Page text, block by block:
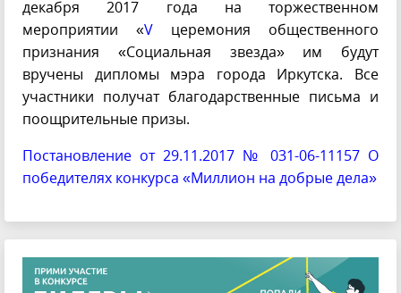
декабря 2017 года на торжественном
мероприятии «V церемония общественного
признания «Социальная звезда» им будут
вручены дипломы мэра города Иркутска. Все
участники получат благодарственные письма и
поощрительные призы.
Постановление от 29.11.2017 № 031-06-11157 О
победителях конкурса «Миллион на добрые дела»